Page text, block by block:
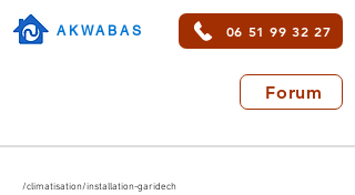
AKWABAS 06 51 99 32 27
Forum
/climatisation/installation-garidech